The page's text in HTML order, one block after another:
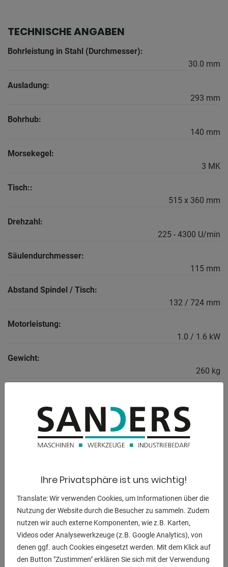
TECHNISCHE ANGABEN
Bohrleistung in Stahl (Durchmesser):
30.0 mm
Ausladung:
293 mm
Bohrhub:
140 mm
Morsekegel:
3 MK
Tisch::
515 x 360 mm
Drehzahl:
225 - 4300 U/min
Säulendurchmesser:
115 mm
Abstand Spindel / Tisch:
132 / 724 mm
Motorleistung:
1.0 / 1.6 kW
Gewicht:
260 kg
1790 mm
** NEUE ALZMETALL MODELLREIHE **
7 TFT - LCD-Display mit Touch-Funktion:
* Spindeldrehzahl-Sollwert
* Drehzahlanzeige-Istwert
* Integrierte Bohrtiefenanzeige
* mit Touch-Nullpunktübernahme
Ihre Privatsphäre ist uns wichtig!
Translate: Wir verwenden Cookies, um Informationen über die
Nutzung der Website durch die Besucher zu sammeln. Zudem
nutzen wir auch externe Komponenten, wie z.B. Karten,
Videos oder Analysewerkzeuge (z.B. Google Analytics), von
denen ggf. auch Cookies eingesetzt werden. Mit dem Klick auf
den Button "Zustimmen" erklären Sie sich mit der Verwendung